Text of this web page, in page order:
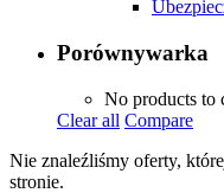
Porównywarka
No products to
Clear all Compare
Nie znaleźliśmy oferty,
stronie.